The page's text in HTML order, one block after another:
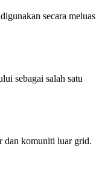
secara meluas
sebagai salah satu
dan komuniti luar grid.